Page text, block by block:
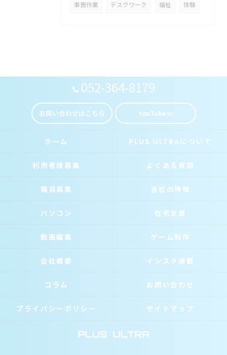
事務作業 デスクワーク 福祉 体験
052-364-8179
お問い合わせはこちら YouTube
ホーム PLUS ULTRAについて
利用者様募集 よくある質問
職員募集 当社の特徴
パソコン 在宅支援
動画編集 ゲーム制作
会社概要 インスタ掲載
コラム お問い合わせ
プライバシーポリシー サイトマップ